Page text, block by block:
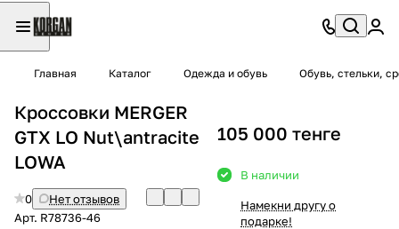
Главная Каталог Одежда и обувь Обувь, стельки,
Кроссовки MERGER
GTX LO Nut\antracite
LOWA
0
Нет отзывов
Арт. R78736-46
105 000 тенге
В наличии
Намекни другу о
подарке!